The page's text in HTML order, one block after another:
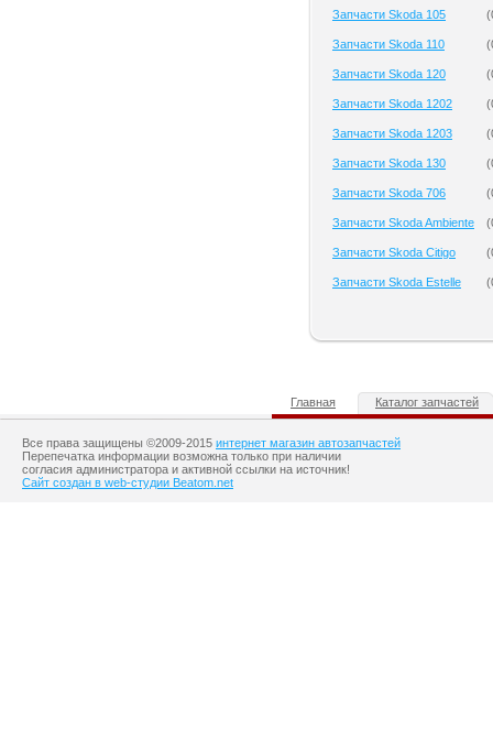
Запчасти Skoda 105 (
Запчасти Skoda 110 (
Запчасти Skoda 120 (
Запчасти Skoda 1202 (
Запчасти Skoda 1203 (
Запчасти Skoda 130 (
Запчасти Skoda 706 (
Запчасти Skoda Ambiente (
Запчасти Skoda Citigo (
Запчасти Skoda Estelle (
Главная Каталог запчастей
Все права защищены ©2009-2015 интернет магазин автозапчастей
Перепечатка информации возможна только при наличии
согласия администратора и активной ссылки на источник!
Сайт создан в web-студии Beatom.net